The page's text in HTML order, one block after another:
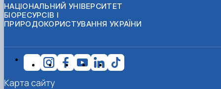
НАЦІОНАЛЬНИЙ УНІВЕРСИТЕТ
БІОРЕСУРСІВ І
ПРИРОДОКОРИСТУВАННЯ УКРАЇНИ
Карта сайту